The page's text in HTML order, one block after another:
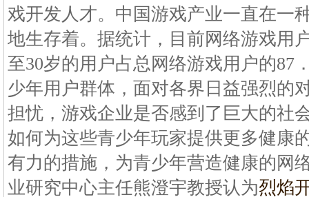
戏开发人才。中国游戏产业一直在一
地生存着。据统计，目前网络游戏用
至30岁的用户占总网络游戏用户的87
少年用户群体，面对各界日益强烈的
担忧，游戏企业是否感到了巨大的社
如何为这些青少年玩家提供更多健康
有力的措施，为青少年营造健康的网
业研究中心主任熊澄宇教授认为烈焰